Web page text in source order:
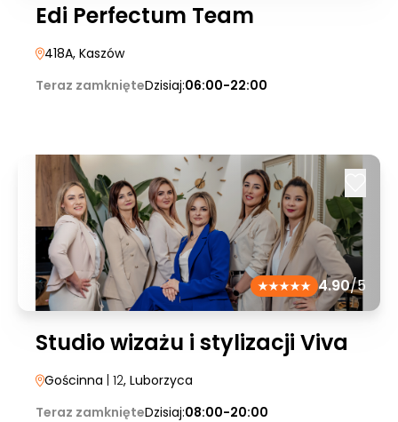
Edi Perfectum Team
418A, Kaszów
Teraz zamknięteDzisiaj:06:00-22:00
4.90/5
Studio wizażu i stylizacji Viva
Gościnna | 12, Luborzyca
Teraz zamknięteDzisiaj:08:00-20:00